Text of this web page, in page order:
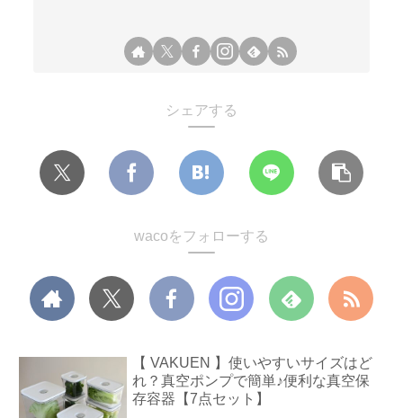
シェアする
wacoをフォローする
【 VAKUEN 】使いやすいサイズはど
れ？真空ポンプで簡単♪便利な真空保
存容器【7点セット】